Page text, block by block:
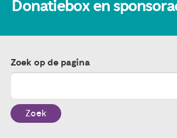
Nieuws
Agenda
Donatiebox en
Zoek op de pagina
Zoek